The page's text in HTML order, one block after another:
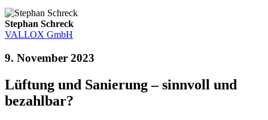
Stephan Schreck
VALLOX GmbH
9. November 2023
Lüftung und Sanierung – sinnvoll und
bezahlbar?